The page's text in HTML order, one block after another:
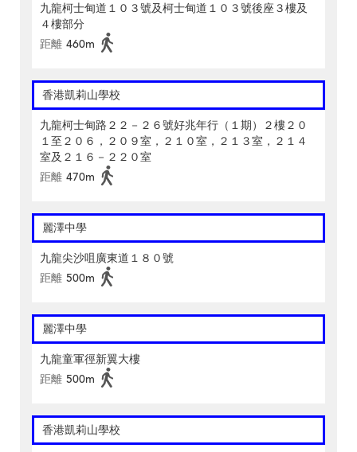
九龍柯士甸道１０３號及柯士甸道１０３號後座３樓及
４樓部分
距離 460m
香港凱莉山學校
九龍柯士甸路２２－２６號好兆年行（１期）２樓２０
１至２０６，２０９室，２１０室，２１３室，２１４
室及２１６－２２０室
距離 470m
麗澤中學
九龍尖沙咀廣東道１８０號
距離 500m
麗澤中學
九龍童軍徑新翼大樓
距離 500m
香港凱莉山學校